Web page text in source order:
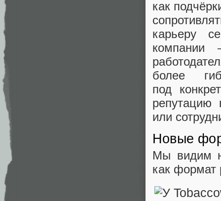
как
карьеру
компании
более
под
репутацию
или
Новые
Мы видим
как формат